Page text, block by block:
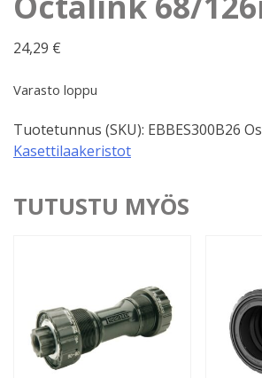
24,29 €
Varasto loppu
Tuotetunnus (SKU): EBBES300B26
Kasettilaakeristot
TUTUSTU MYÖS